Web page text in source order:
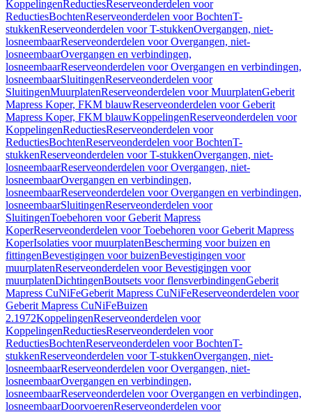
KoppelingenReductiesReserveonderdelen voor
ReductiesBochtenReserveonderdelen voor BochtenT-
stukkenReserveonderdelen voor T-stukkenOvergangen, niet-
losneembaarReserveonderdelen voor Overgangen, niet-
losneembaarOvergangen en verbindingen,
losneembaarReserveonderdelen voor Overgangen en verbindingen,
losneembaarSluitingenReserveonderdelen voor
SluitingenMuurplatenReserveonderdelen voor MuurplatenGeberit
Mapress Koper, FKM blauwReserveonderdelen voor Geberit
Mapress Koper, FKM blauwKoppelingenReserveonderdelen voor
KoppelingenReductiesReserveonderdelen voor
ReductiesBochtenReserveonderdelen voor BochtenT-
stukkenReserveonderdelen voor T-stukkenOvergangen, niet-
losneembaarReserveonderdelen voor Overgangen, niet-
losneembaarOvergangen en verbindingen,
losneembaarReserveonderdelen voor Overgangen en verbindingen,
losneembaarSluitingenReserveonderdelen voor
SluitingenToebehoren voor Geberit Mapress
KoperReserveonderdelen voor Toebehoren voor Geberit Mapress
KoperIsolaties voor muurplatenBescherming voor buizen en
fittingenBevestigingen voor buizenBevestigingen voor
muurplatenReserveonderdelen voor Bevestigingen voor
muurplatenDichtingenBoutsets voor flensverbindingenGeberit
Mapress CuNiFeGeberit Mapress CuNiFeReserveonderdelen voor
Geberit Mapress CuNiFeBuizen
2.1972KoppelingenReserveonderdelen voor
KoppelingenReductiesReserveonderdelen voor
ReductiesBochtenReserveonderdelen voor BochtenT-
stukkenReserveonderdelen voor T-stukkenOvergangen, niet-
losneembaarReserveonderdelen voor Overgangen, niet-
losneembaarOvergangen en verbindingen,
losneembaarReserveonderdelen voor Overgangen en verbindingen,
losneembaarDoorvoerenReserveonderdelen voor